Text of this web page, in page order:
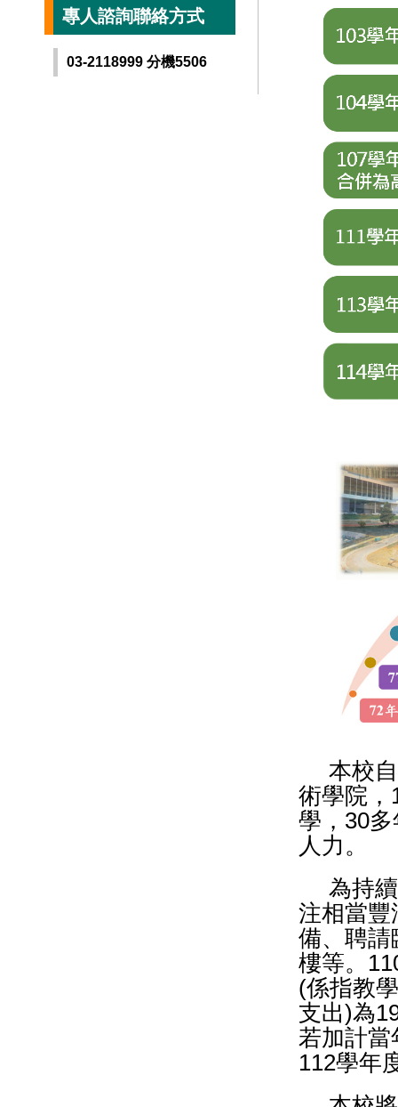
專人諮詢聯絡方式
03-2118999 分機5506
本校
術學院，
學，30
人力。
為持
注相當豐
備、聘請
樓等。
(係指教
支出)為
若加計當
112學年